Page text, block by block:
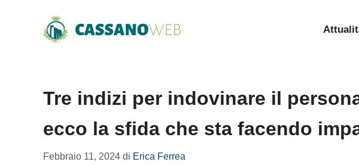
Tre indizi per indovinare il
ecco la sfida che sta facendo
Febbraio 11, 2024 di Erica Ferrea